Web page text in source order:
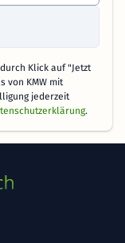
Klick auf "Jetzt
von KMW mit
jederzeit
.